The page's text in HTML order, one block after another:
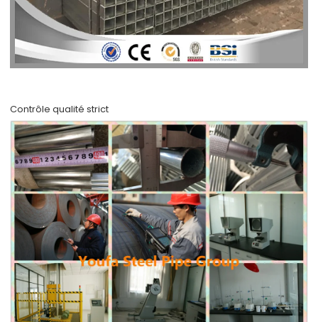
Contrôle qualité strict